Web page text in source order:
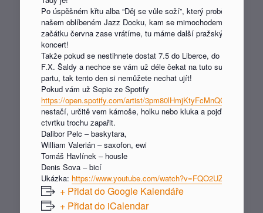
Po úspěšném křtu alba “Děj se vůle soží”, který proběhl v
našem oblíbeném Jazz Docku, kam se mimochodem na
začátku června zase vrátíme, tu máme další pražský
koncert!
Takže pokud se nestihnete dostat 7.5 do Liberce, do divadla
F.X. Šaldy a nechce se vám už déle čekat na tuto supr
partu, tak tento den si nemůžete nechat ujít!
Pokud vám už Sepie ze Spotify
https://open.spotify.com/artist/3pm80lHmjKtyFcMnQQjsaw…
nestačí, určitě vem kámoše, holku nebo kluka a pojď si při
ctvrtku trochu zapařit.
Dalibor Pelc – baskytara,
William Valerián – saxofon, ewi
Tomáš Havlínek – housle
Denis Sova – bicí
Ukázka: https://www.youtube.com/watch?v=FQO2UZgOD5M
+ Přidat do Google Kalendáře
+ Přidat do iCalendar